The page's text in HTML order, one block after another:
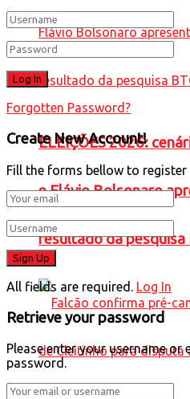
ELEIÇÕES 2026:
e Flávio Bolsonaro
resultado da pesquisa
Forgotten Password?
Create New Account!
Fill the forms bellow to register
All fields are required. Log In
Retrieve your password
Please enter your username
password.